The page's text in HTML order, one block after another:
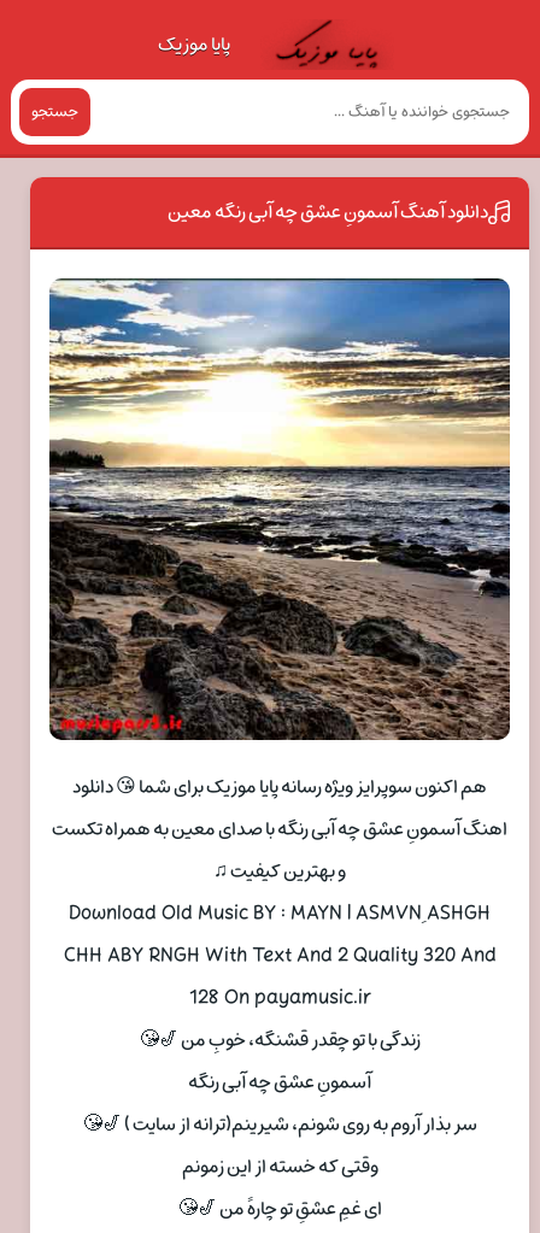
پایا موزیک
جستجو
دانلود آهنگ آسمونِ عشق چه آبی رنگه معین
هم اکنون سوپرایز ویژه رسانه پایا موزیک برای شما 😘 دانلود
اهنگ آسمونِ عشق چه آبی رنگه با صدای معین به همراه تکست
و بهترین کیفیت ♫
Download Old Music BY : MAYN | ASMVNِ ASHGH
CHH ABY RNGH With Text And 2 Quality 320 And
128 On payamusic.ir
زندگی با تو چقدر قشنگه، خوبِ من 🎷😘
آسمونِ عشق چه آبی رنگه
سر بذار آروم به روی شونم، شیرینم(ترانه از سایت ) 🎷😘
وقتی که خسته از این زمونم
ای غمِ عشقِ تو چارهً من 🎷😘